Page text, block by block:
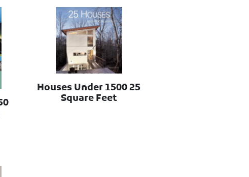
25 Houses Under 1500
Square Feet